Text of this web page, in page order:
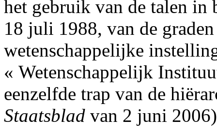
het gebruik van de talen in
18 juli 1988, van de
wetenschappelijke
« Wetenschappelijk
eenzelfde trap van de
Staatsblad van 2 juni